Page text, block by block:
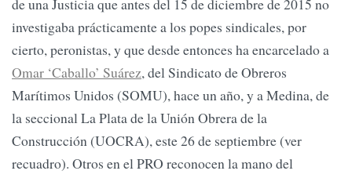
de una Justicia que antes del 15 de diciembre de 2015 no
investigaba prácticamente a los popes sindicales, por
cierto, peronistas, y que desde entonces ha encarcelado a
Omar ‘Caballo’ Suárez, del Sindicato de Obreros
Marítimos Unidos (SOMU), hace un año, y a Medina, de
la seccional La Plata de la Unión Obrera de la
Construcción (UOCRA), este 26 de septiembre (ver
recuadro). Otros en el PRO reconocen la mano del